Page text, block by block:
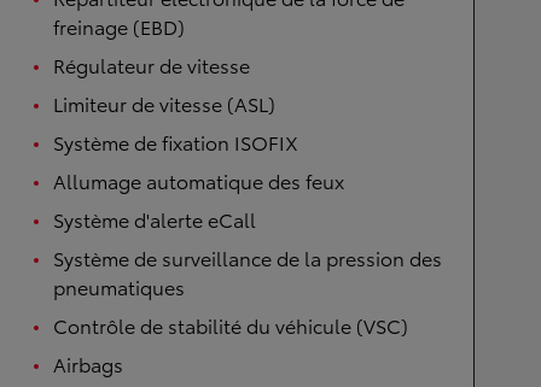
freinage (EBD)
Régulateur de vitesse
Limiteur de vitesse (ASL)
Système de fixation ISOFIX
Allumage automatique des feux
Système d'alerte eCall
Système de surveillance de la pression des
pneumatiques
Contrôle de stabilité du véhicule (VSC)
Airbags